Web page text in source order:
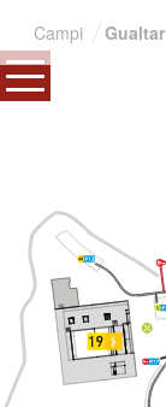
Campi Gualtar